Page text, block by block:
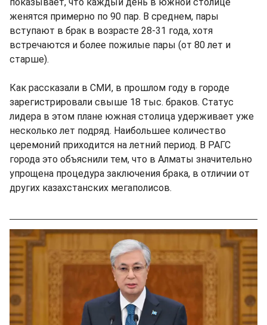
женятся примерно по 90 пар. В среднем, пары
вступают в брак в возрасте 28-31 года, хотя
встречаются и более пожилые пары (от 80 лет и
старше).
Как рассказали в СМИ, в прошлом году в городе
зарегистрировали свыше 18 тыс. браков. Статус
лидера в этом плане южная столица удерживает уже
несколько лет подряд. Наибольшее количество
церемоний приходится на летний период. В РАГС
города это объяснили тем, что в Алматы значительно
упрощена процедура заключения брака, в отличии от
других казахстанских мегаполисов.